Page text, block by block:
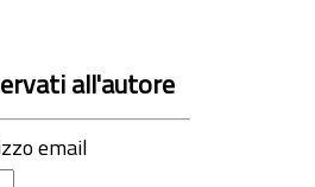
all'autore
email